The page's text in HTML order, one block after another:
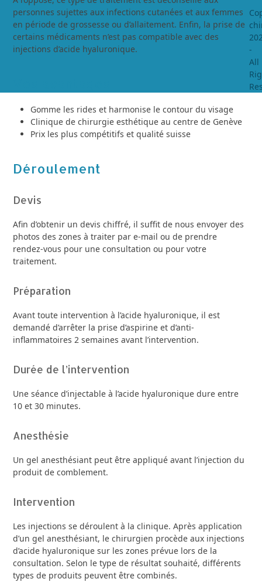
personnes sujettes aux infections cutanées et aux femmes
en période de grossesse ou d’allaitement. Enfin, la prise de
certains médicaments n’est pas compatible avec des
injections d’acide hyaluronique.
Gomme les rides et harmonise le contour du visage
Clinique de chirurgie esthétique au centre de Genève
Prix les plus compétitifs et qualité suisse
Déroulement
Devis
Afin d’obtenir un devis chiffré, il suffit de nous envoyer des
photos des zones à traiter par e-mail ou de prendre
rendez-vous pour une consultation ou pour votre
traitement.
Préparation
Avant toute intervention à l’acide hyaluronique, il est
demandé d’arrêter la prise d’aspirine et d’anti-
inflammatoires 2 semaines avant l’intervention.
Durée de l’intervention
Une séance d’injectable à l’acide hyaluronique dure entre
10 et 30 minutes.
Anesthésie
Un gel anesthésiant peut être appliqué avant l’injection du
produit de comblement.
Intervention
Les injections se déroulent à la clinique. Après application
d’un gel anesthésiant, le chirurgien procède aux injections
d’acide hyaluronique sur les zones prévue lors de la
consultation. Selon le type de résultat souhaité, différents
types de produits peuvent être combinés.
-
All